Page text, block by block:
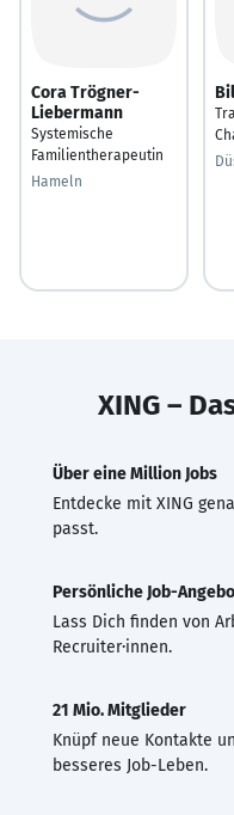
Cora Trögner-
Liebermann
Systemische
Familientherapeutin
Hameln
XING –
Über eine Million Jobs
Entdecke mit XING
passt.
Persönliche Job-
Lass Dich finden von
Recruiter·innen.
21 Mio. Mitglieder
Knüpf neue Kontakte
besseres Job-Leben.